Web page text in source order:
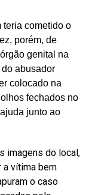
teria cometido o
porém, de
genital na
abusador
colocado na
fechados no
junto ao
imagens do local,
vítima bem
o caso